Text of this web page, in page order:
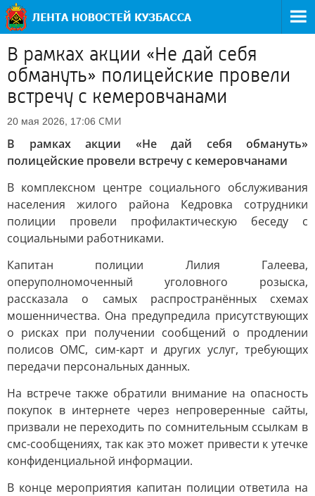
В рамках акции «Не дай себя
обмануть» полицейские провели
встречу с кемеровчанами
20 мая 2026, 17:06 СМИ
В рамках акции «Не дай себя обмануть»
полицейские провели встречу с кемеровчанами
В комплексном центре социального обслуживания
населения жилого района Кедровка сотрудники
полиции провели профилактическую беседу с
социальными работниками.
Капитан полиции Лилия Галеева,
оперуполномоченный уголовного розыска,
рассказала о самых распространённых схемах
мошенничества. Она предупредила присутствующих
о рисках при получении сообщений о продлении
полисов ОМС, сим-карт и других услуг, требующих
передачи персональных данных.
На встрече также обратили внимание на опасность
покупок в интернете через непроверенные сайты,
призвали не переходить по сомнительным ссылкам в
смс-сообщениях, так как это может привести к утечке
конфиденциальной информации.
В конце мероприятия капитан полиции ответила на